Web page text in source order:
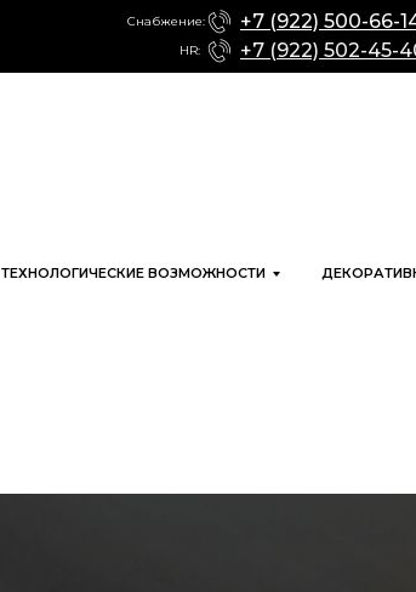
+7 (922) 502-45-
+7 (922) 500-66-
HR:
Снабжение:
ТЕХНОЛОГИЧЕСКИЕ ВОЗМОЖНОСТИ